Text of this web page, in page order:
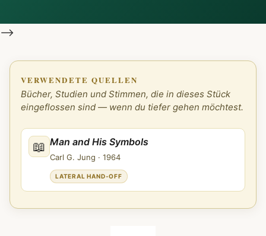
-->
VERWENDETE QUELLEN
Bücher, Studien und Stimmen, die in dieses Stück
eingeflossen sind — wenn du tiefer gehen möchtest.
📖 Man and His Symbols
Carl G. Jung · 1964
LATERAL HAND-OFF